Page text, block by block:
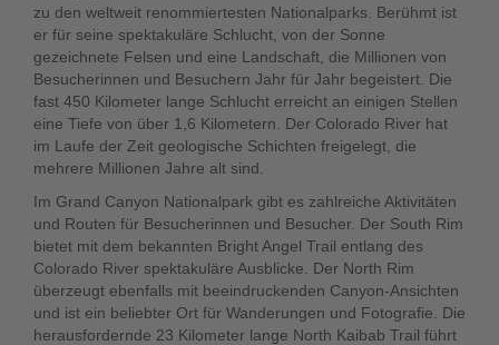
zu den weltweit renommiertesten Nationalparks. Berühmt ist
er für seine spektakuläre Schlucht, von der Sonne
gezeichnete Felsen und eine Landschaft, die Millionen von
Besucherinnen und Besuchern Jahr für Jahr begeistert. Die
fast 450 Kilometer lange Schlucht erreicht an einigen Stellen
eine Tiefe von über 1,6 Kilometern. Der Colorado River hat
im Laufe der Zeit geologische Schichten freigelegt, die
mehrere Millionen Jahre alt sind.
Im Grand Canyon Nationalpark gibt es zahlreiche Aktivitäten
und Routen für Besucherinnen und Besucher. Der South Rim
bietet mit dem bekannten Bright Angel Trail entlang des
Colorado River spektakuläre Ausblicke. Der North Rim
überzeugt ebenfalls mit beeindruckenden Canyon-Ansichten
und ist ein beliebter Ort für Wanderungen und Fotografie. Die
herausfordernde 23 Kilometer lange North Kaibab Trail führt